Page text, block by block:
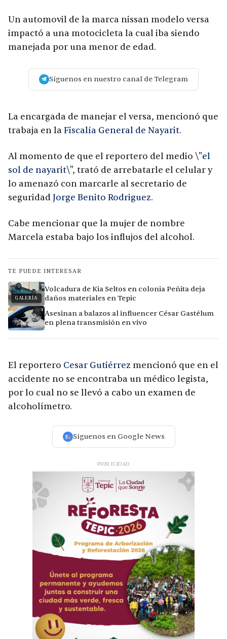
Un automovil de la marca nissan modelo versa
impactó a una motocicleta la cual iba siendo
manejada por una menor de edad.
Síguenos en nuestro canal de Telegram
La encargada de manejar el versa, mencionó que
trabaja en la Fiscalía General de Nayarit.
Al momento de que el reportero del medio \"el
sol de nayarit\", trató de arrebatarle el celular y
lo amenazó con marcarle al secretario de
seguridadJorge Benito Rodriguez.
Cabe mencionar que la mujer de nombre
Marcela estaba bajo los influjos del alcohol.
TE PUEDE INTERESAR
GALERÍA
Volcadura de Kia Seltos en colonia Peñita deja
daños materiales en Tepic
Asesinan a balazos al influencer César Gastélum
en plena transmisión en vivo
El reportero Cesar Gutiérrez mencionó que en el
accidente no se encontraba un médico legista,
por lo cual no se llevó a cabo un examen de
alcoholímetro.
Síguenos en Google News
PUBLICIDAD